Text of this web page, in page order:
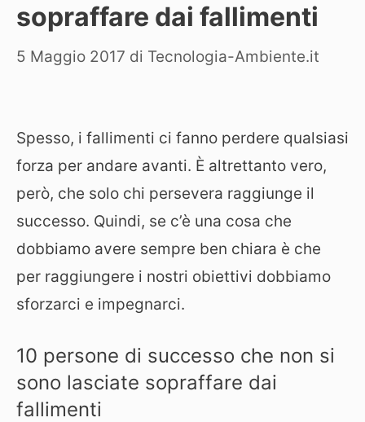
sopraffare dai fallimenti
5 Maggio 2017 di Tecnologia-Ambiente.it
Spesso, i fallimenti ci fanno perdere qualsiasi
forza per andare avanti. È altrettanto vero,
però, che solo chi persevera raggiunge il
successo. Quindi, se c’è una cosa che
dobbiamo avere sempre ben chiara è che
per raggiungere i nostri obiettivi dobbiamo
sforzarci e impegnarci.
10 persone di successo che non si
sono lasciate sopraffare dai
fallimenti